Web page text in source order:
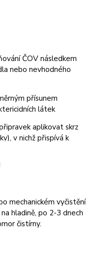
ČOV následkem
nebo nevhodného
přísunem
látek
aplikovat skrz
v nichž přispívá k
mechanickém vyčistění
hladině, po 2-3 dnech
čistírny.